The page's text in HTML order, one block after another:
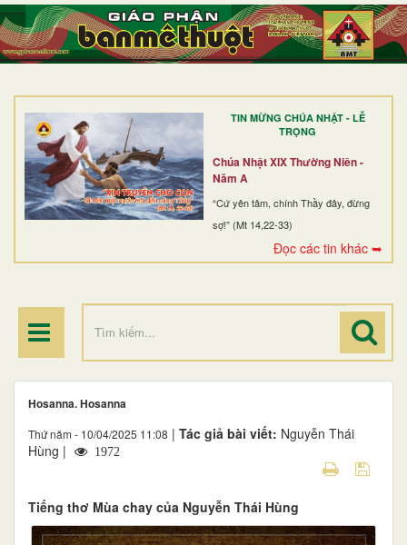
TIN MỪNG CHÚA NHẬT - LỄ
TRỌNG
Chúa Nhật XIX Thường Niên -
Năm A
“Cứ yên tâm, chính Thầy đây, đừng
sợ!” (Mt 14,22-33)
Đọc các tin khác ➥
TRANG NHẤT
GIỚI THIỆU
DÒNG TU
BAN MỤC VỤ
ĐOÀN THỂ CG
ĐIỂM HÀNH HƯƠNG
Hosanna. Hosanna
Thứ năm - 10/04/2025 11:08 | Tác giả bài viết: Nguyễn Thái
Hùng |
1972
Tiếng thơ Mùa chay của Nguyễn Thái Hùng